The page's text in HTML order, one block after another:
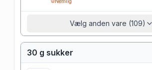
Vælg anden vare (109)
30 g sukker